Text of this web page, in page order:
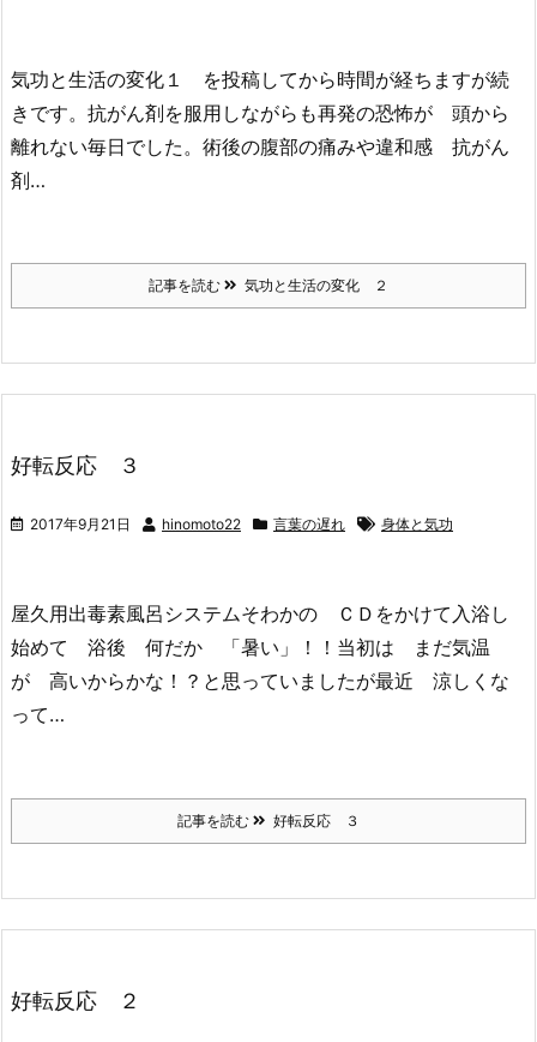
気功と生活の変化１ を投稿してから時間が経ちますが続
きです。抗がん剤を服用しながらも再発の恐怖が 頭から
離れない毎日でした。術後の腹部の痛みや違和感 抗がん
剤…
記事を読む 気功と生活の変化 ２
好転反応 ３
2017年9月21日 hinomoto22 言葉の遅れ 身体と気功
屋久用出毒素風呂システムそわかの ＣＤをかけて入浴し
始めて 浴後 何だか 「暑い」！！当初は まだ気温
が 高いからかな！？と思っていましたが最近 涼しくな
って…
記事を読む 好転反応 ３
好転反応 ２